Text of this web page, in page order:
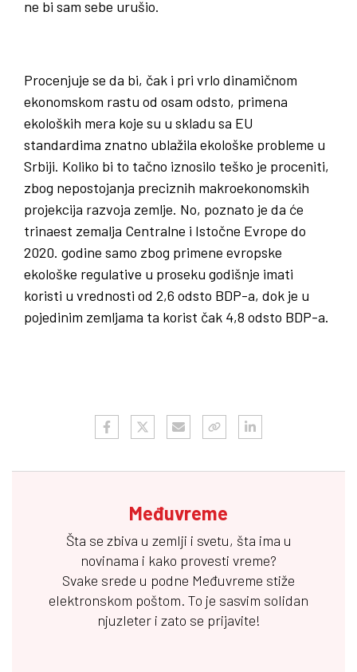
ne bi sam sebe urušio.
Procenjuje se da bi, čak i pri vrlo dinamičnom
ekonomskom rastu od osam odsto, primena
ekoloških mera koje su u skladu sa EU
standardima znatno ublažila ekološke probleme u
Srbiji. Koliko bi to tačno iznosilo teško je proceniti,
zbog nepostojanja preciznih makroekonomskih
projekcija razvoja zemlje. No, poznato je da će
trinaest zemalja Centralne i Istočne Evrope do
2020. godine samo zbog primene evropske
ekološke regulative u proseku godišnje imati
koristi u vrednosti od 2,6 odsto BDP-a, dok je u
pojedinim zemljama ta korist čak 4,8 odsto BDP-a.
Međuvreme
Šta se zbiva u zemlji i svetu, šta ima u
novinama i kako provesti vreme?
Svake srede u podne Međuvreme stiže
elektronskom poštom. To je sasvim solidan
njuzleter i zato se prijavite!